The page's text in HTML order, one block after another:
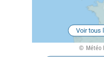
Voir tous
Météo